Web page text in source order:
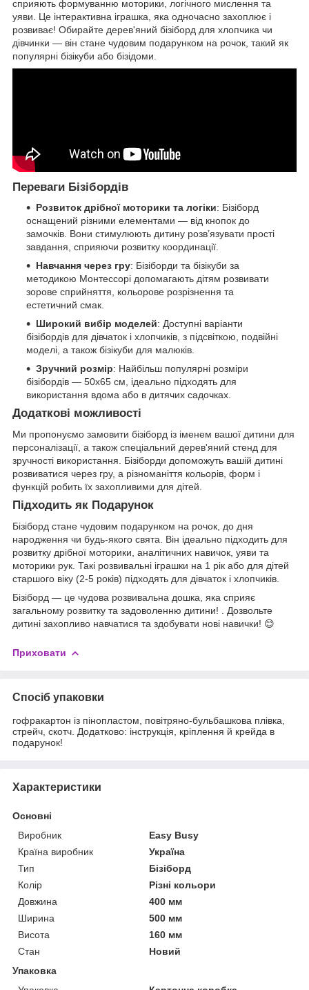
сприяють формуванню моторики, логічного мислення та
уяви. Це інтерактивна іграшка, яка одночасно захоплює і
розвиває! Обирайте дерев'яний бізіборд для хлопчика чи
дівчинки — він стане чудовим подарунком на рочок, такий як
популярні бізікуби або бізідоми.
Переваги Бізібордів
Розвиток дрібної моторики та логіки: Бізіборд
оснащений різними елементами — від кнопок до
замочків. Вони стимулюють дитину розв’язувати прості
завдання, сприяючи розвитку координації.
Навчання через гру: Бізіборди та бізікуби за
методикою Монтессорі допомагають дітям розвивати
зорове сприйняття, кольорове розрізнення та
естетичний смак.
Широкий вибір моделей: Доступні варіанти
бізібордів для дівчаток і хлопчиків, з підсвіткою, подвійні
моделі, а також бізікуби для малюків.
Зручний розмір: Найбільш популярні розміри
бізібордів — 50x65 см, ідеально підходять для
використання вдома або в дитячих садочках.
Додаткові можливості
Ми пропонуємо замовити бізіборд із іменем вашої дитини для
персоналізації, а також спеціальний дерев'яний стенд для
зручності використання. Бізіборди допоможуть вашій дитині
розвиватися через гру, а різноманіття кольорів, форм і
функцій робить їх захопливими для дітей.
Підходить як Подарунок
Бізіборд стане чудовим подарунком на рочок, до дня
народження чи будь-якого свята. Він ідеально підходить для
розвитку дрібної моторики, аналітичних навичок, уяви та
моторики рук. Такі розвивальні іграшки на 1 рік або для дітей
старшого віку (2-5 років) підходять для дівчаток і хлопчиків.
Бізіборд — це чудова розвивальна дошка, яка сприяє
загальному розвитку та задоволенню дитини! . Дозвольте
дитині захопливо навчатися та здобувати нові навички! 😊
Приховати
Спосіб упаковки
гофракартон із пінопластом, повітряно-бульбашкова плівка,
стрейч, скотч. Додатково: інструкція, кріплення й крейда в
подарунок!
Характеристики
Основні
Виробник
Easy Busy
Країна виробник
Україна
Тип
Бізіборд
Колір
Різні кольори
Довжина
400 мм
Ширина
500 мм
Висота
160 мм
Стан
Новий
Упаковка